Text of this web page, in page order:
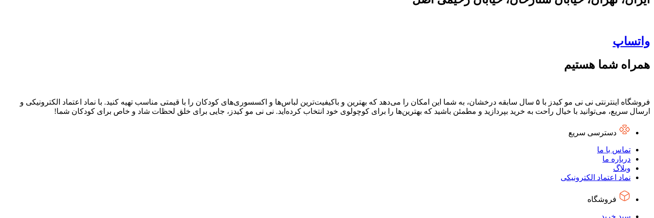
واتساپ
همراه شما هستیم
فروشگاه اینترنتی نی نی مو کیدز با ۵ سال سابقه درخشان، به شما این امکان را می‌دهد که بهترین و باکیفیت‌ترین لباس‌ها و اکسسوری‌های کودکان را با قیمتی مناسب تهیه کنید. با نماد اعتماد الکترونیکی و
ارسال سریع، می‌توانید با خیال راحت به خرید بپردازید و مطمئن باشید که بهترین‌ها را برای کوچولوی خود انتخاب کرده‌اید. نی نی مو کیدز، جایی برای خلق لحظات شاد و خاص برای کودکان شما!
دسترسی سریع
تماس با ما
درباره ما
وبلاگ
نماد اعتماد الکترونیکی
فروشگاه